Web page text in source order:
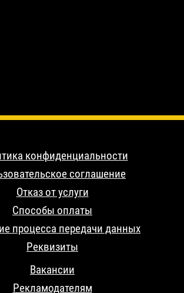
конфиденциальности
соглашение
Отказ от услуги
Способы оплаты
процесса передачи данных
Реквизиты
Вакансии
Рекламодателям